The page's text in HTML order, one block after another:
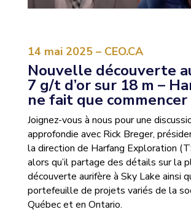
14 mai 2025 – CEO.CA
Nouvelle découverte
7 g/t d’or sur 18 m –
ne fait que commencer
Joignez-vous à nous pour une
approfondie avec Rick Breger,
la direction de Harfang Exploration
alors qu’il partage des détails sur la
découverte aurifère à Sky Lake ainsi
portefeuille de projets variés de la
Québec et en Ontario.